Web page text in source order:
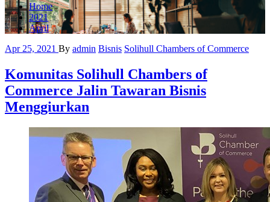
Home
2021
April
Apr 25, 2021 By admin Bisnis Solihull Chambers of Commerce
Komunitas Solihull Chambers of
Commerce Jalin Tawaran Bisnis
Menggiurkan